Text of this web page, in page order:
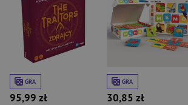
GRA
95,99 zł
GRA
30,85 zł